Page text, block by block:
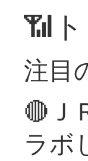
📶
注目
🔴Ｊ
ラボ